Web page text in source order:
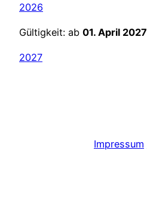
2026
Gültigkeit: ab 01. April 2027
2027
Impressum